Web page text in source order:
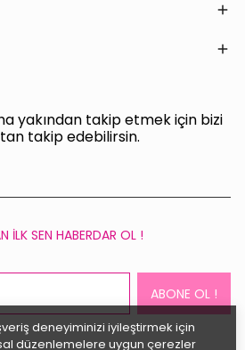
deneyiminizi iyileştirmek için
düzenlemelere uygun çerezler
yakından takip etmek için bizi
takip edebilirsin.
İLK SEN HABERDAR OL !
ABONE OL !